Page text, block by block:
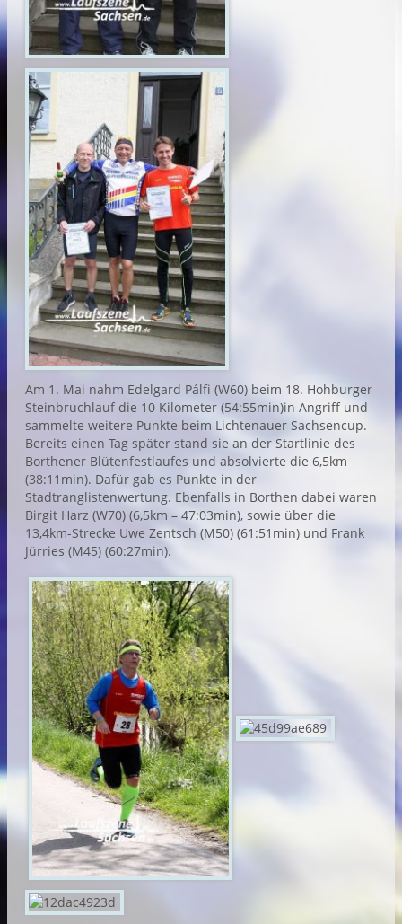
Am 1. Mai nahm Edelgard Pálfi (W60) beim 18. Hohburger
Steinbruchlauf die 10 Kilometer (54:55min)in Angriff und
sammelte weitere Punkte beim Lichtenauer Sachsencup.
Bereits einen Tag später stand sie an der Startlinie des
Borthener Blütenfestlaufes und absolvierte die 6,5km
(38:11min). Dafür gab es Punkte in der
Stadtranglistenwertung. Ebenfalls in Borthen dabei waren
Birgit Harz (W70) (6,5km – 47:03min), sowie über die
13,4km-Strecke Uwe Zentsch (M50) (61:51min) und Frank
Jürries (M45) (60:27min).